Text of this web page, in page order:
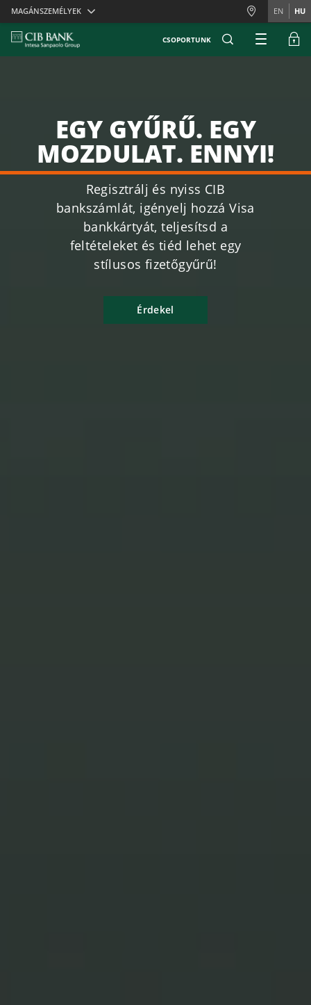
Skiplinks
MAGÁNSZEMÉLYEK EN HU
CSOPORTUNK
EGY GYŰRŰ. EGY
MOZDULAT. ENNYI!
Regisztrálj és nyiss CIB
bankszámlát, igényelj hozzá Visa
bankkártyát, teljesítsd a
feltételeket és tiéd lehet egy
stílusos fizetőgyűrű!
Érdekel